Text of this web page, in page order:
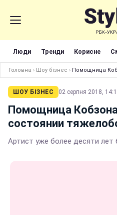
Люди Тренди Корисне
Головна › Шоу бізнес › Помощница
ШОУ БІЗНЕС 02 серпня 2018,
Помощница Кобзона
состоянии
Артист уже более десяти лет